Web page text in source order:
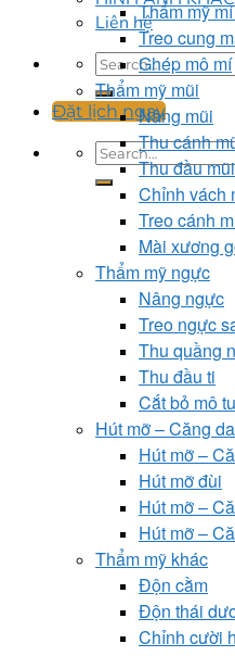
Liên hệ
Đặt lịch ngay
Thẩm mỹ
Treo cung
Ghép mô mí
Thẩm mỹ mũi
Nâng mũi
Thu cánh
Thu đầu mũi
Chỉnh vách
Treo cánh
Mài xương
Thẩm mỹ ngực
Nâng ngực
Treo ngực
Thu quầng
Thu đầu ti
Cắt bỏ mô
Hút mỡ – Căng da
Hút mỡ –
Hút mỡ đùi
Hút mỡ –
Hút mỡ –
Thẩm mỹ khác
Độn cằm
Độn thái
Chỉnh cười